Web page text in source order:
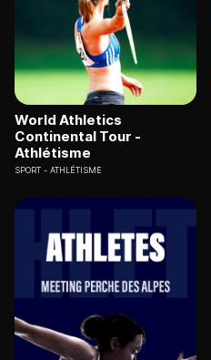
World Athletics
Continental Tour -
Athlétisme
SPORT ATHLÉTISME